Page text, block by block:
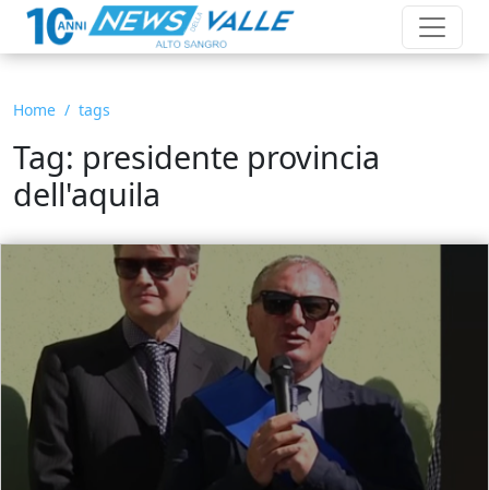
Home tags
Tag: presidente provincia
dell'aquila